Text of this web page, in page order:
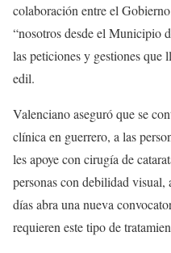
colaboración entre el
“nosotros desde el Municipio
las peticiones y gestiones que
edil.
Valenciano aseguró que se
clínica en guerrero, a las
les apoye con cirugía de
personas con debilidad visual,
días abra una nueva
requieren este tipo de